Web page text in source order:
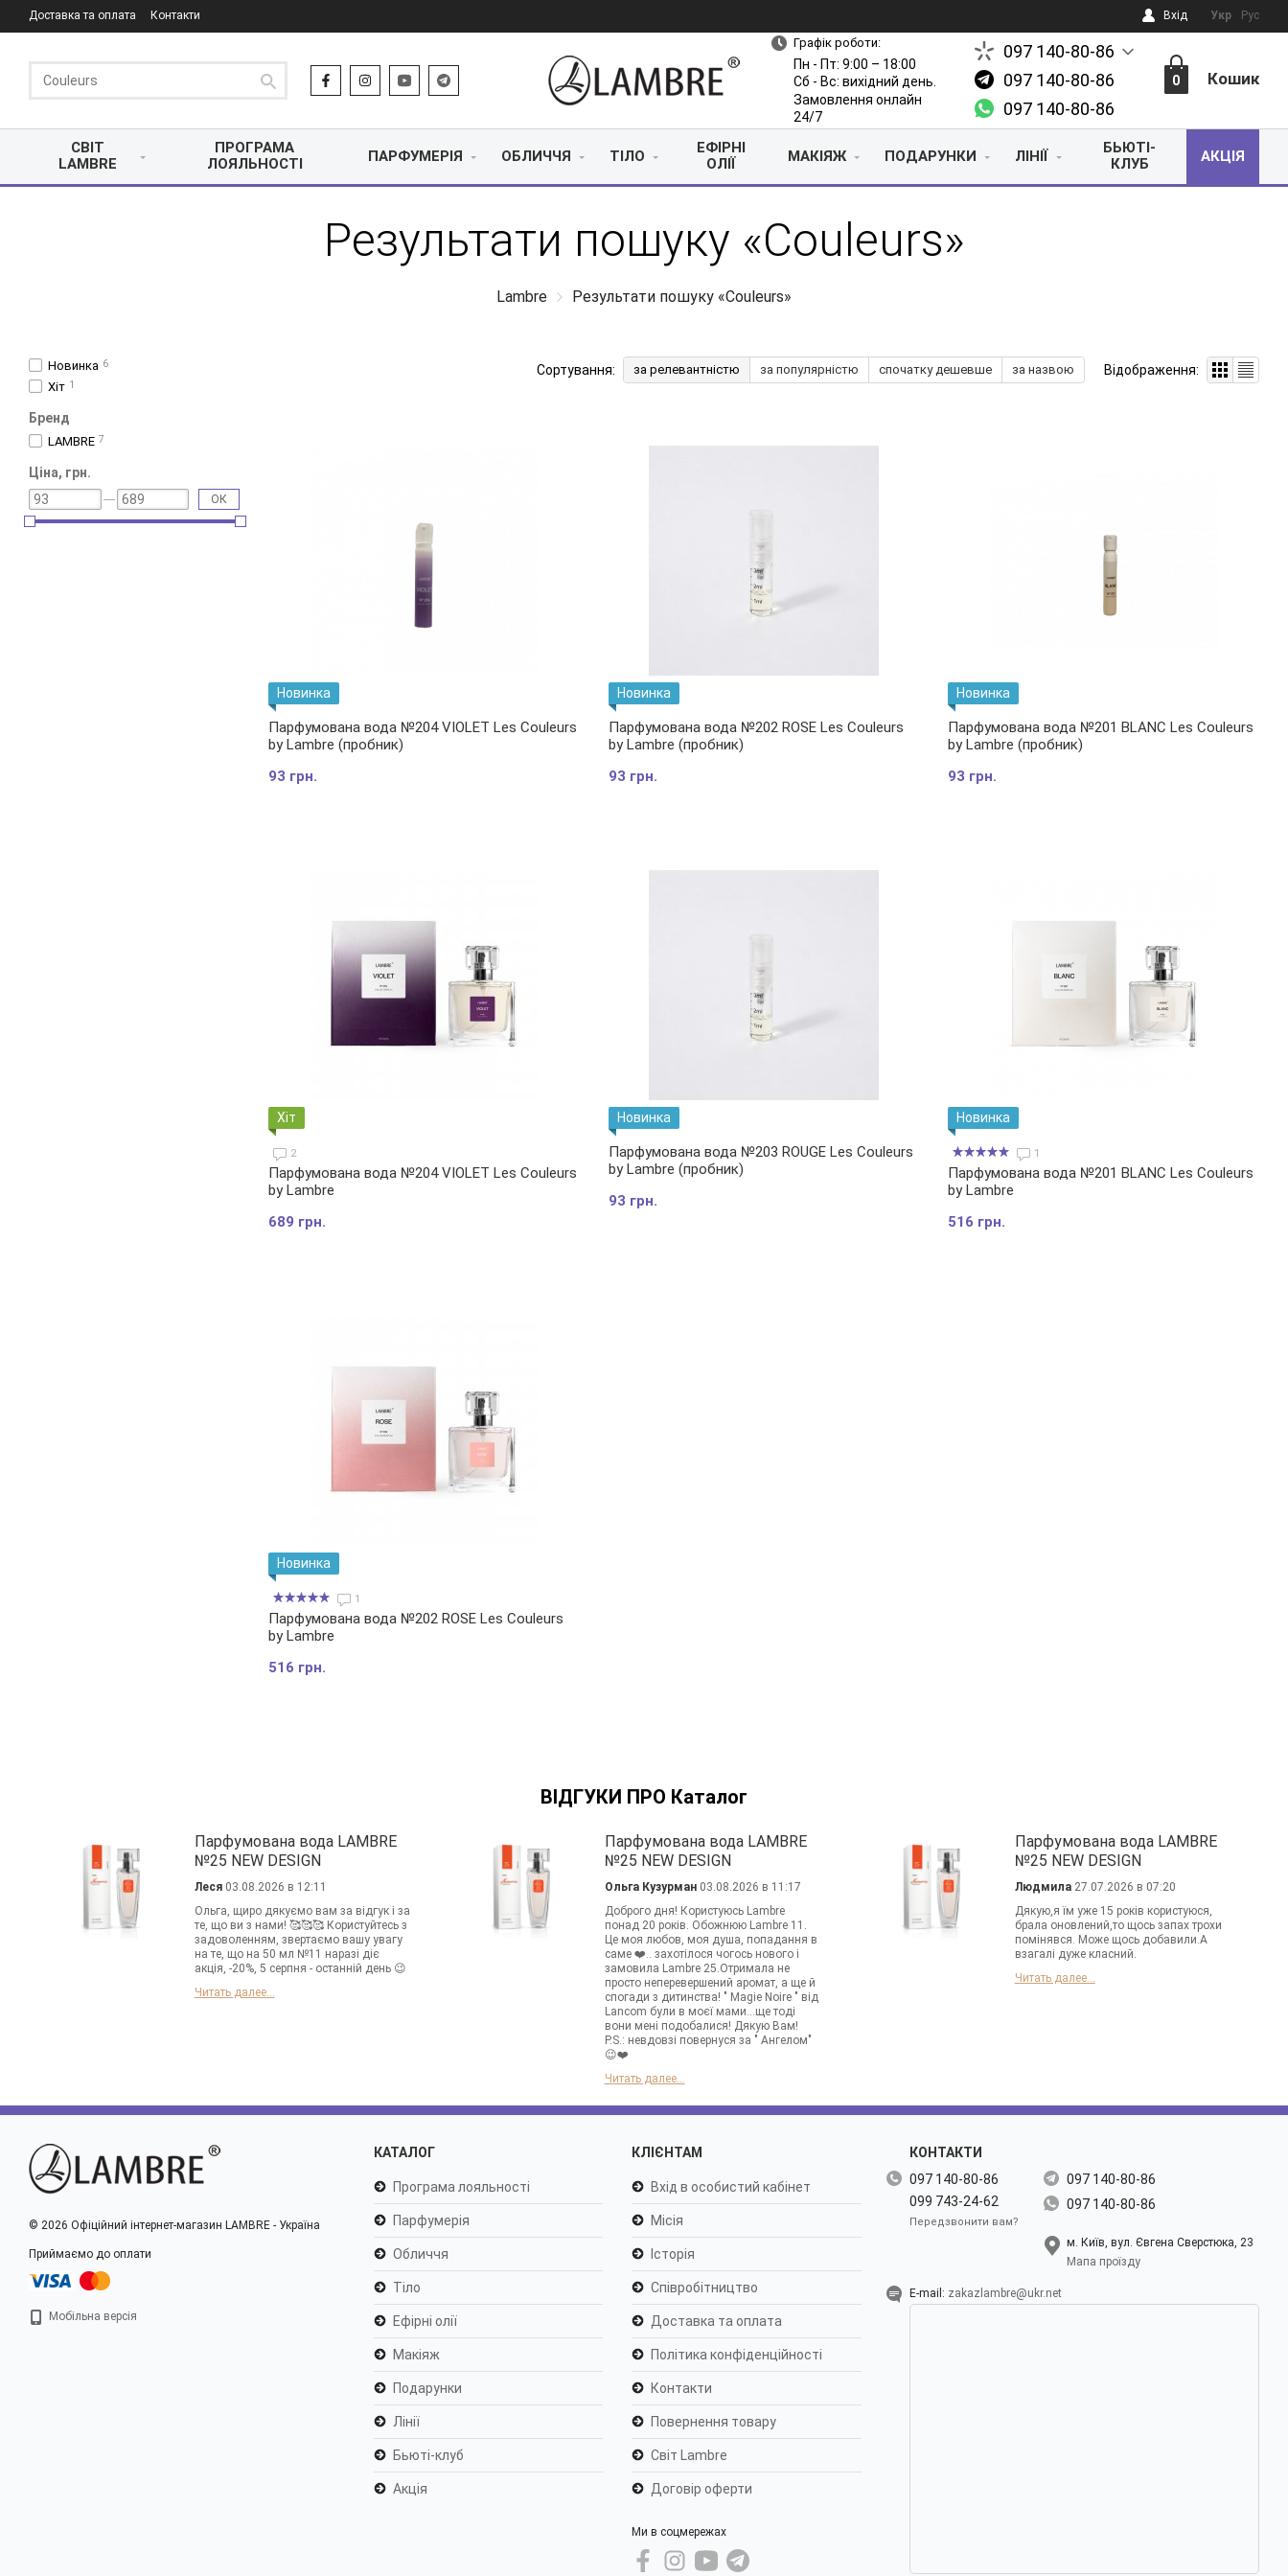
Доставка та оплата Контакти Вхід Укр Рус
Графік роботи:
Пн - Пт: 9:00 – 18:00
Сб - Вс: вихідний день.
Замовлення онлайн
24/7
097 140-80-86
097 140-80-86
097 140-80-86
0 Кошик
СВІТ
LAMBRE
ПРОГРАМА
ЛОЯЛЬНОСТІ
ПАРФУМЕРІЯ ОБЛИЧЧЯ ТІЛО
ЕФІРНІ
ОЛІЇ
МАКІЯЖ ПОДАРУНКИ ЛІНІЇ
БЬЮТІ-
КЛУБ
АКЦІЯ
Результати пошуку «Couleurs»
Lambre Результати пошуку «Couleurs»
Сортування: за релевантністю за популярністю спочатку дешевше за назвою Відображення:
Новинка
Парфумована вода №204 VIOLET Les Couleurs
by Lambre (пробник)
93 грн.
Новинка
Парфумована вода №202 ROSE Les Couleurs
by Lambre (пробник)
93 грн.
Новинка
Парфумована вода №201 BLANC Les Couleurs
by Lambre (пробник)
93 грн.
Хіт
2
Парфумована вода №204 VIOLET Les Couleurs
by Lambre
689 грн.
Новинка
Парфумована вода №203 ROUGE Les Couleurs
by Lambre (пробник)
93 грн.
Новинка
1
Парфумована вода №201 BLANC Les Couleurs
by Lambre
516 грн.
Новинка
1
Парфумована вода №202 ROSE Les Couleurs
by Lambre
516 грн.
Новинка 6
Хіт 1
Бренд
LAMBRE 7
Ціна, грн.
ОК
ВІДГУКИ ПРО Каталог
Парфумована вода LAMBRE
№25 NEW DESIGN
Леся03.08.2026 в 12:11
Ольга, щиро дякуємо вам за відгук і за
те, що ви з нами! 🥰🥰🥰 Користуйтесь з
задоволенням, звертаємо вашу увагу
на те, що на 50 мл №11 наразі діє
акція, -20%, 5 серпня - останній день 😉
Читать далее...
Парфумована вода LAMBRE
№25 NEW DESIGN
Ольга Кузурман 03.08.2026 в 11:17
Доброго дня! Користуюсь Lambre
понад 20 років. Обожнюю Lambre 11.
Це моя любов, моя душа, попадання в
саме ❤️.. захотілося чогось нового і
замовила Lambre 25.Отримала не
просто неперевершений аромат, а ще й
спогади з дитинства! " Magie Noire " від
Lancom були в моєї мами...ще тоді
вони мені подобалися! Дякую Вам!
P.S.: невдовзі повернуся за " Ангелом"
😉❤️
Читать далее...
Парфумована вода LAMBRE
№25 NEW DESIGN
Людмила27.07.2026 в 07:20
Дякую,я їм уже 15 років користуюся,
брала оновлений,то щось запах трохи
помінявся. Може щось добавили.А
взагалі дуже класний.
Читать далее...
© 2026 Офіційний інтернет-магазин LAMBRE - Україна
Приймаємо до оплати
Мобільна версія
КАТАЛОГ
Програма лояльності
Парфумерія
Обличчя
Тіло
Ефірні олії
Макіяж
Подарунки
Лінії
Бьюті-клуб
Акція
КЛІЄНТАМ
Вхід в особистий кабінет
Місія
Історія
Співробітництво
Доставка та оплата
Політика конфіденційності
Контакти
Повернення товару
Світ Lambre
Договір оферти
Ми в соцмережах
КОНТАКТИ
097 140-80-86
099 743-24-62
Передзвонити вам?
097 140-80-86
097 140-80-86
м. Київ, вул. Євгена Сверстюка, 23
Мапа проїзду
E-mail: zakazlambre@ukr.net